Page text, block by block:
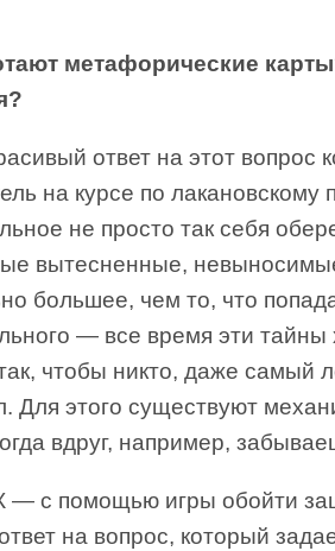
метафорические
ответ на этот вопрос
на курсе по лакановскому
не просто так себя
вытесненные,
большее, чем то, что
— все время эти
чтобы никто, даже самый
Для этого существуют
вдруг, например,
— с помощью игры обойти
на вопрос, который